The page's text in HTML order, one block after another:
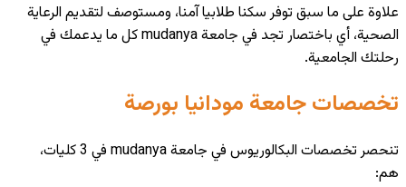
علاوة على ما سبق توفر سكنا طلابيا آمنا، ومستوصف لتقديم الرعاية
الصحية، أي باختصار تجد في جامعة mudanya كل ما يدعمك في
رحلتك الجامعية.
تخصصات جامعة مودانيا بورصة
تنحصر تخصصات البكالوريوس في جامعة mudanya في 3 كليات،
هم: